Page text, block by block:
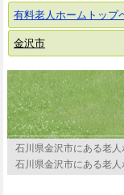
有料老人ホームトップ
金沢市
石川県金沢市にある老人
石川県金沢市にある老人